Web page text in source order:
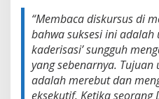
h
N
a
s
i
“Membaca diskursus di
bahwa suksesi ini adalah
kaderisasi’ sungguh
yang sebenarnya.
adalah merebut dan
eksekutif. Ketika seorang